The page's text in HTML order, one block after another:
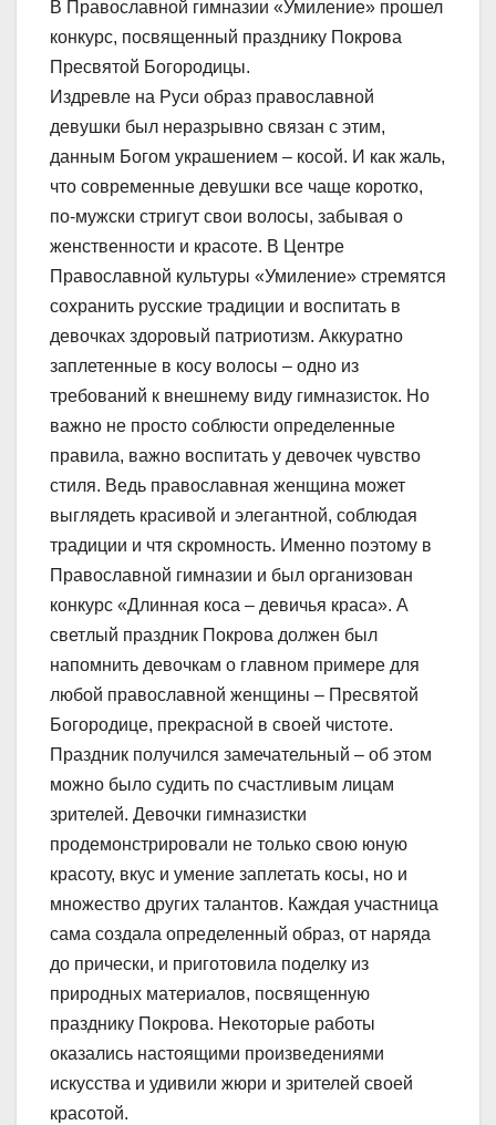
В Православной гимназии «Умиление» прошел
конкурс, посвященный празднику Покрова
Пресвятой Богородицы.
Издревле на Руси образ православной
девушки был неразрывно связан с этим,
данным Богом украшением – косой. И как жаль,
что современные девушки все чаще коротко,
по-мужски стригут свои волосы, забывая о
женственности и красоте. В Центре
Православной культуры «Умиление» стремятся
сохранить русские традиции и воспитать в
девочках здоровый патриотизм. Аккуратно
заплетенные в косу волосы – одно из
требований к внешнему виду гимназисток. Но
важно не просто соблюсти определенные
правила, важно воспитать у девочек чувство
стиля. Ведь православная женщина может
выглядеть красивой и элегантной, соблюдая
традиции и чтя скромность. Именно поэтому в
Православной гимназии и был организован
конкурс «Длинная коса – девичья краса». А
светлый праздник Покрова должен был
напомнить девочкам о главном примере для
любой православной женщины – Пресвятой
Богородице, прекрасной в своей чистоте.
Праздник получился замечательный – об этом
можно было судить по счастливым лицам
зрителей. Девочки гимназистки
продемонстрировали не только свою юную
красоту, вкус и умение заплетать косы, но и
множество других талантов. Каждая участница
сама создала определенный образ, от наряда
до прически, и приготовила поделку из
природных материалов, посвященную
празднику Покрова. Некоторые работы
оказались настоящими произведениями
искусства и удивили жюри и зрителей своей
красотой.